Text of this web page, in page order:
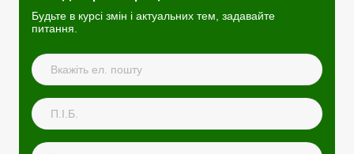
Будьте в курсі змін і актуальних тем, задавайте
питання.